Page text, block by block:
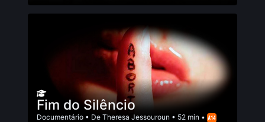
Fim do Silêncio
Documentário • De Theresa Jessouroun • 52 min •